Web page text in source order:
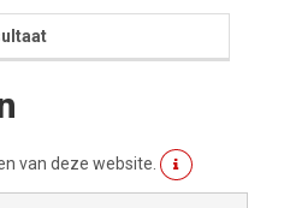
van deze website.